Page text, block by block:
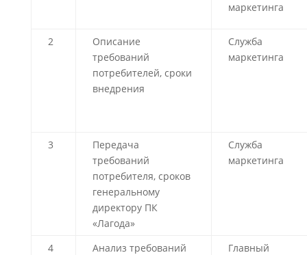
маркетинга
2
Описание
требований
потребителей, сроки
внедрения
Служба
маркетинга
3
Передача
требований
потребителя, сроков
генеральному
директору ПК
«Лагода»
Служба
маркетинга
4
Анализ требований
Главный